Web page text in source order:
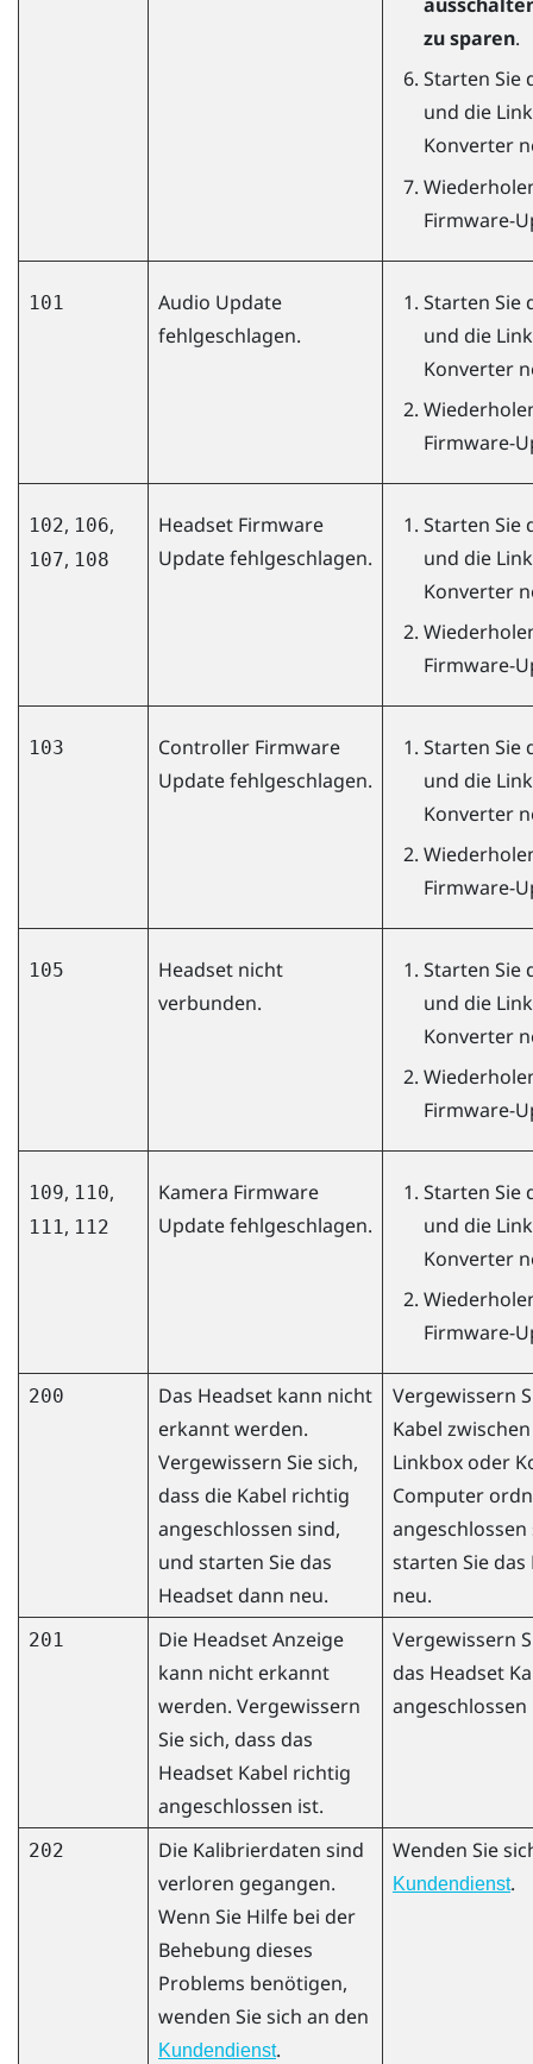
zu sparen.
Starten Sie
und die
Konverter
Firmware-
101
Audio Update
fehlgeschlagen.
Starten Sie
und die
Konverter
Firmware-
102, 106,
107, 108
Headset Firmware
Update fehlgeschlagen.
Starten Sie
und die
Konverter
Firmware-
103
Controller Firmware
Update fehlgeschlagen.
Starten Sie
und die
Konverter
Firmware-
105
Headset nicht
verbunden.
Starten Sie
und die
Konverter
Firmware-
109, 110,
111, 112
Kamera Firmware
Update fehlgeschlagen.
Starten Sie
und die
Konverter
Firmware-
200
Das Headset kann nicht
erkannt werden.
Vergewissern Sie sich,
dass die Kabel richtig
angeschlossen sind,
und starten Sie das
Headset dann neu.
Vergewissern
Kabel
Linkbox oder
Computer
starten Sie
neu.
201
Die Headset Anzeige
kann nicht erkannt
werden. Vergewissern
Sie sich, dass das
Headset Kabel richtig
angeschlossen ist.
Vergewissern
das Headset
angeschlossen
202
Die Kalibrierdaten sind
verloren gegangen.
Wenn Sie Hilfe bei der
Behebung dieses
Problems benötigen,
wenden Sie sich an den
Kundendienst.
Wenden Sie
Kundendienst.